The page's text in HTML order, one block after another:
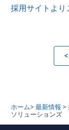
採用サイトより
<
ホーム> 最新情報 >
ソリューションズ